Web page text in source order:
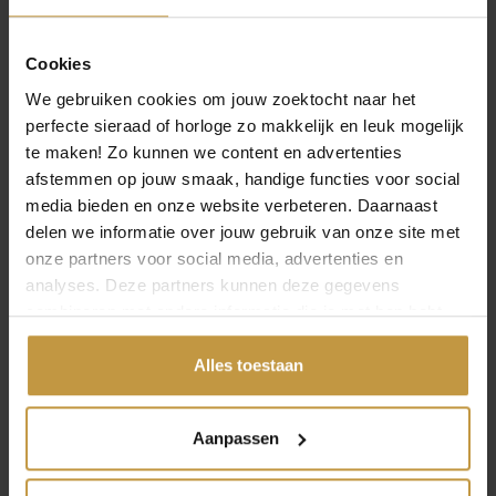
Cookies
We gebruiken cookies om jouw zoektocht naar het
perfecte sieraad of horloge zo makkelijk en leuk mogelijk
te maken! Zo kunnen we content en advertenties
afstemmen op jouw smaak, handige functies voor social
media bieden en onze website verbeteren. Daarnaast
delen we informatie over jouw gebruik van onze site met
onze partners voor social media, advertenties en
analyses. Deze partners kunnen deze gegevens
combineren met andere informatie die je met hen hebt
gedeeld of die ze hebben verzameld via jouw gebruik van
Alles toestaan
Aanpassen
k
i
j
k
e
p
r
i
j
s
w
s
r
s
i
s
:
€
1
7
8
,
0
0
k
i
k
e
p
r
i
j
s
w
s
r
i
:
,
0
.
INFORMATIE OVER REBEL AND ROSE
Rebel and Rose combineert stoere materialen met
verfijnde details. De sieraden zijn handgemaakt van leer,